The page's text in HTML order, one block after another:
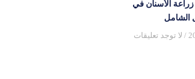
الأسنان في
الشامل
لا توجد تعليقات